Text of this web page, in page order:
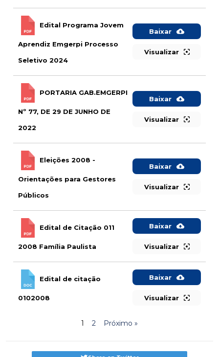
Edital Programa Jovem
Aprendiz Emgerpi Processo
Seletivo 2024
Baixar
Visualizar
PORTARIA GAB.EMGERPI
Nº 77, DE 29 DE JUNHO DE
2022
Baixar
Visualizar
Eleições 2008 -
Orientações para Gestores
Públicos
Baixar
Visualizar
Edital de Citação 011
2008 Família Paulista
Baixar
Visualizar
Edital de citação
0102008
Baixar
Visualizar
1 2 Próximo »